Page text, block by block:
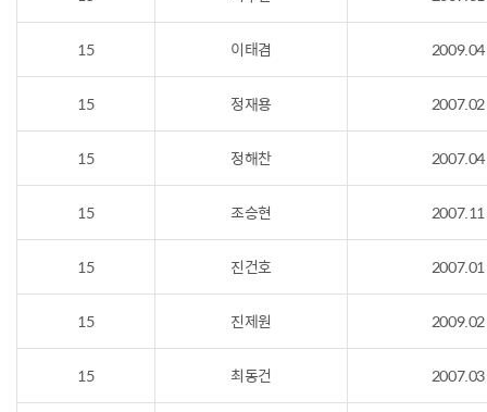
15 이태겸 2009.04
15 정재용 2007.02
15 정해찬 2007.04
15 조승현 2007.11
15 진건호 2007.01
15 진제원 2009.02
15 최동건 2007.03